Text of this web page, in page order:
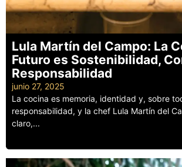
Lula Martín del Campo: La
Futuro es Sostenibilidad,
Responsabilidad
junio 27, 2025
La cocina es memoria, identidad y, sobre
responsabilidad, y la chef Lula Martín del
claro,...